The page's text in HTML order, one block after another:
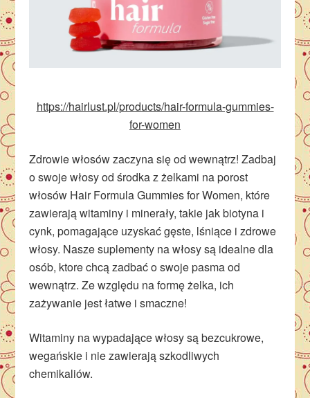
https://hairlust.pl/products/hair-formula-gummies-
for-women
Zdrowie włosów zaczyna się od wewnątrz! Zadbaj
o swoje włosy od środka z żelkami na porost
włosów Hair Formula Gummies for Women, które
zawierają witaminy i minerały, takie jak biotyna i
cynk, pomagające uzyskać gęste, lśniące i zdrowe
włosy. Nasze suplementy na włosy są idealne dla
osób, ktore chcą zadbać o swoje pasma od
wewnątrz. Ze względu na formę żelka, ich
zażywanie jest łatwe i smaczne!
Witaminy na wypadające włosy są bezcukrowe,
wegańskie i nie zawierają szkodliwych
chemikaliów.